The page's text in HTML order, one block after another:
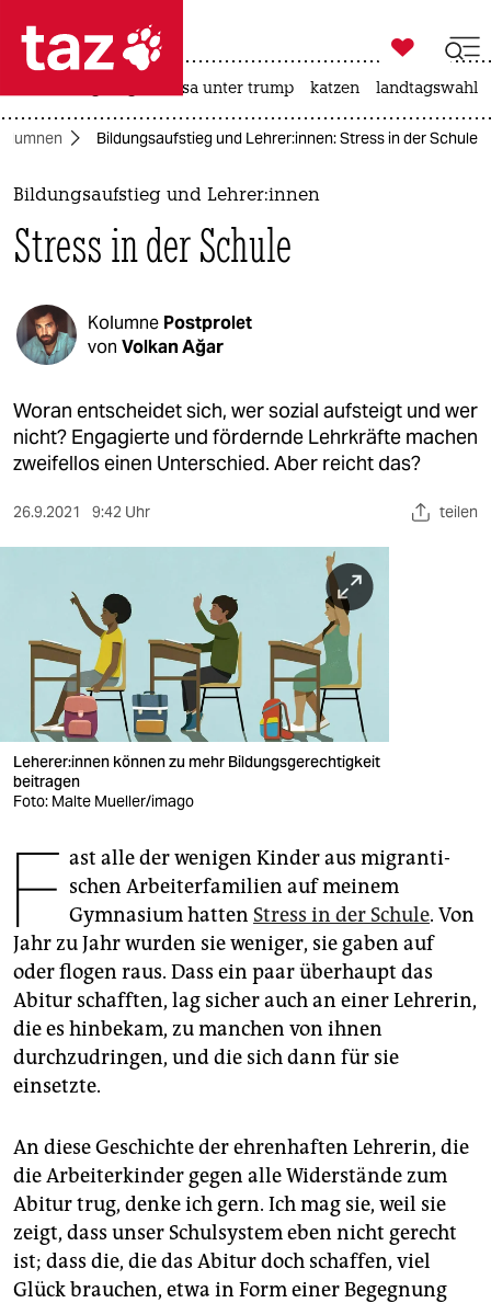
 taz zahl ich
taz zahl ich
themen
politik
öko
gesellschaft
kultur
sport
nord
wahrheit
verlag
verlag
veranstaltungen
shop
fragen & hilfe
unterstützen
genossenschaft
epaper login

taz zahl ich
usa unter trump katzen landtagswahl
Bildungsaufstieg und Leh­re­r:in­nen: Stress in der Schule
Bildungsaufstieg und Leh­re­r:in­nen
Stress in der Schule
Kolumne Postprolet
von Volkan Ağar
Woran entscheidet sich, wer sozial aufsteigt und wer
nicht? Engagierte und fördernde Lehrkräfte machen
zweifellos einen Unterschied. Aber reicht das?
26.9.2021 9:42 Uhr teilen
Le­he­re­r:in­nen können zu mehr Bildungsgerechtigkeit
beitragen
Foto: Malte Mueller/imago
F ast alle der wenigen Kinder aus mi­gran­ti­
schen Arbeiterfamilien auf meinem
Gymnasium hatten Stress in der Schule. Von
Jahr zu Jahr wurden sie weniger, sie gaben auf
oder flogen raus. Dass ein paar überhaupt das
Abitur schafften, lag sicher auch an einer Lehrerin,
die es hinbekam, zu manchen von ihnen
durchzudringen, und die sich dann für sie
einsetzte.
An diese Geschichte der ehrenhaften Lehrerin, die
die Arbeiterkinder gegen alle Widerstände zum
Abitur trug, denke ich gern. Ich mag sie, weil sie
zeigt, dass unser Schulsystem eben nicht gerecht
ist; dass die, die das Abitur doch schaffen, viel
Glück brauchen, etwa in Form einer Begegnung